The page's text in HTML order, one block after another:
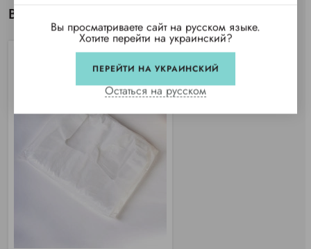
Вы просматривали
Вы просматриваете сайт на русском языке.
Хотите перейти на украинский?
ПЕРЕЙТИ НА УКРАИНСКИЙ
Остаться на русском